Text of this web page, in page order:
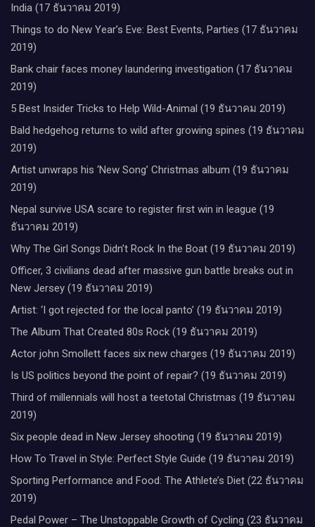
India (17 ธันวาคม 2019)
Things to do New Year’s Eve: Best Events, Parties (17 ธันวาคม
2019)
Bank chair faces money laundering investigation (17 ธันวาคม
2019)
5 Best Insider Tricks to Help Wild-Animal (19 ธันวาคม 2019)
Bald hedgehog returns to wild after growing spines (19 ธันวาคม
2019)
Artist unwraps his ‘New Song’ Christmas album (19 ธันวาคม
2019)
Nepal survive USA scare to register first win in league (19
ธันวาคม 2019)
Why The Girl Songs Didn’t Rock In the Boat (19 ธันวาคม 2019)
Officer, 3 civilians dead after massive gun battle breaks out in
New Jersey (19 ธันวาคม 2019)
Artist: ‘I got rejected for the local panto’ (19 ธันวาคม 2019)
The Album That Created 80s Rock (19 ธันวาคม 2019)
Actor john Smollett faces six new charges (19 ธันวาคม 2019)
Is US politics beyond the point of repair? (19 ธันวาคม 2019)
Third of millennials will host a teetotal Christmas (19 ธันวาคม
2019)
Six people dead in New Jersey shooting (19 ธันวาคม 2019)
How To Travel in Style: Perfect Style Guide (19 ธันวาคม 2019)
Sporting Performance and Food: The Athlete’s Diet (22 ธันวาคม
2019)
Pedal Power – The Unstoppable Growth of Cycling (23 ธันวาคม